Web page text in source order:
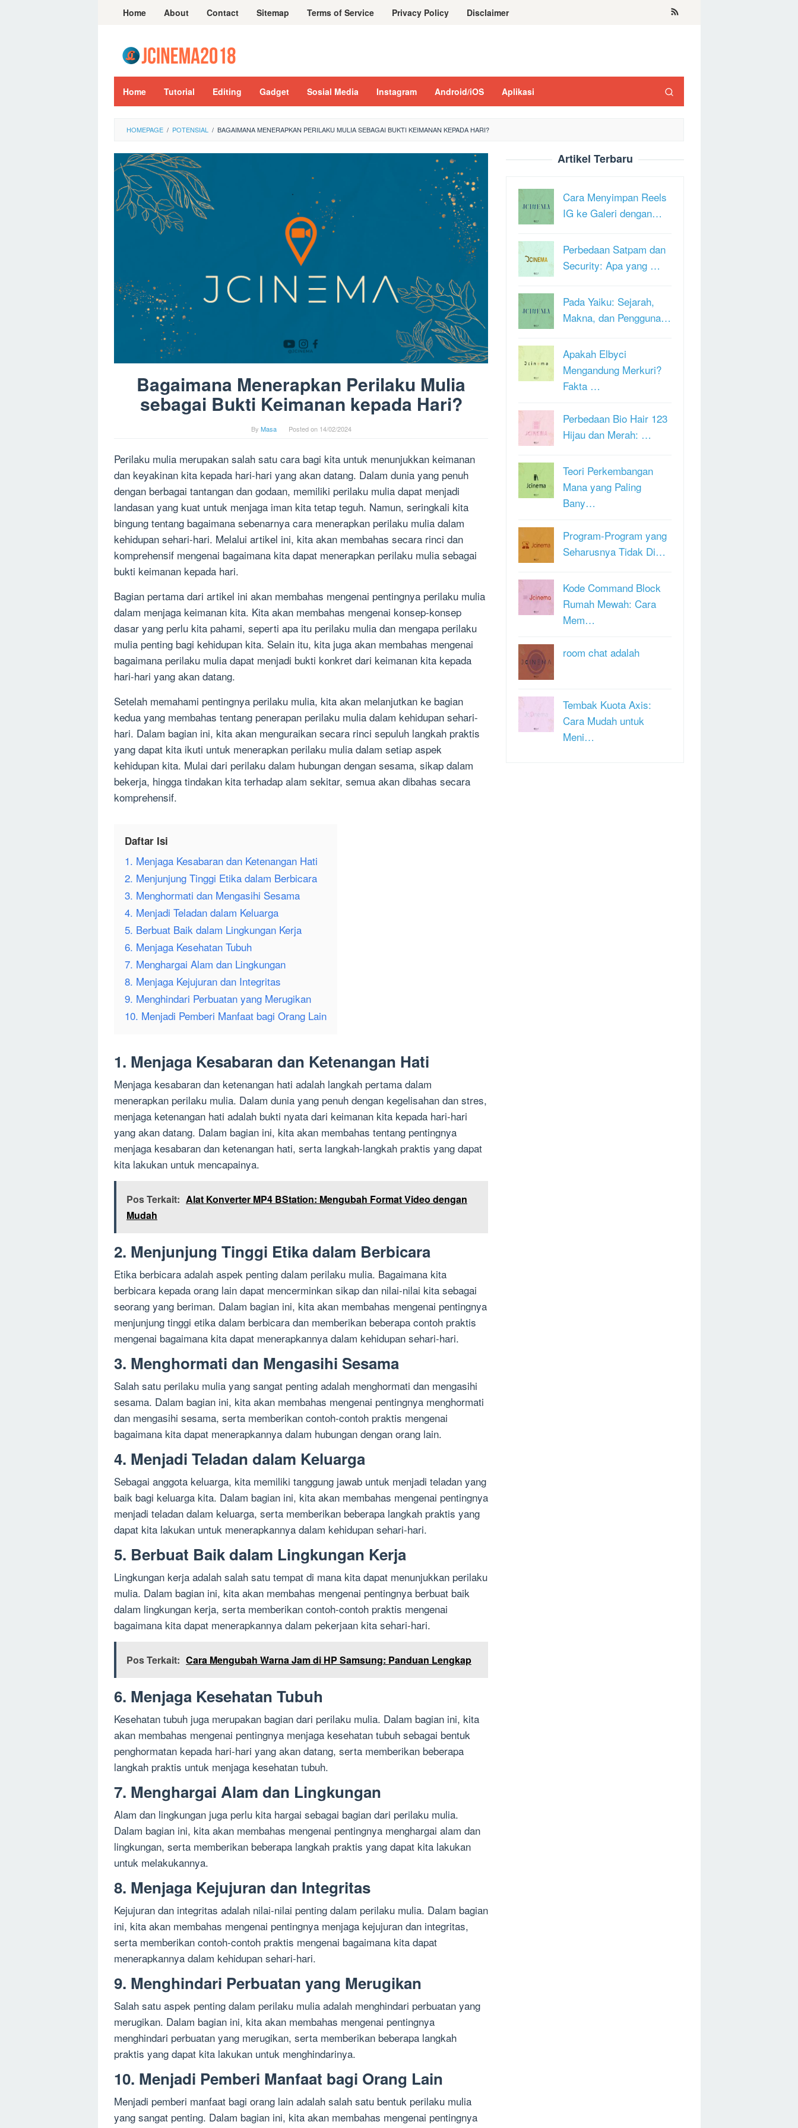
Home About Contact Sitemap Terms of Service Privacy Policy Disclaimer
Home Tutorial Editing Gadget Sosial Media Instagram Android/iOS Aplikasi
HOMEPAGE / POTENSIAL / BAGAIMANA MENERAPKAN PERILAKU MULIA SEBAGAI BUKTI KEIMANAN KEPADA HARI?
Bagaimana Menerapkan Perilaku Mulia
sebagai Bukti Keimanan kepada Hari?
By Masa Posted on 14/02/2024
Perilaku mulia merupakan salah satu cara bagi kita untuk menunjukkan keimanan
dan keyakinan kita kepada hari-hari yang akan datang. Dalam dunia yang penuh
dengan berbagai tantangan dan godaan, memiliki perilaku mulia dapat menjadi
landasan yang kuat untuk menjaga iman kita tetap teguh. Namun, seringkali kita
bingung tentang bagaimana sebenarnya cara menerapkan perilaku mulia dalam
kehidupan sehari-hari. Melalui artikel ini, kita akan membahas secara rinci dan
komprehensif mengenai bagaimana kita dapat menerapkan perilaku mulia sebagai
bukti keimanan kepada hari.
Bagian pertama dari artikel ini akan membahas mengenai pentingnya perilaku mulia
dalam menjaga keimanan kita. Kita akan membahas mengenai konsep-konsep
dasar yang perlu kita pahami, seperti apa itu perilaku mulia dan mengapa perilaku
mulia penting bagi kehidupan kita. Selain itu, kita juga akan membahas mengenai
bagaimana perilaku mulia dapat menjadi bukti konkret dari keimanan kita kepada
hari-hari yang akan datang.
Setelah memahami pentingnya perilaku mulia, kita akan melanjutkan ke bagian
kedua yang membahas tentang penerapan perilaku mulia dalam kehidupan sehari-
hari. Dalam bagian ini, kita akan menguraikan secara rinci sepuluh langkah praktis
yang dapat kita ikuti untuk menerapkan perilaku mulia dalam setiap aspek
kehidupan kita. Mulai dari perilaku dalam hubungan dengan sesama, sikap dalam
bekerja, hingga tindakan kita terhadap alam sekitar, semua akan dibahas secara
komprehensif.
Daftar Isi
1. Menjaga Kesabaran dan Ketenangan Hati
2. Menjunjung Tinggi Etika dalam Berbicara
3. Menghormati dan Mengasihi Sesama
4. Menjadi Teladan dalam Keluarga
5. Berbuat Baik dalam Lingkungan Kerja
6. Menjaga Kesehatan Tubuh
7. Menghargai Alam dan Lingkungan
8. Menjaga Kejujuran dan Integritas
9. Menghindari Perbuatan yang Merugikan
10. Menjadi Pemberi Manfaat bagi Orang Lain
1. Menjaga Kesabaran dan Ketenangan Hati
Menjaga kesabaran dan ketenangan hati adalah langkah pertama dalam
menerapkan perilaku mulia. Dalam dunia yang penuh dengan kegelisahan dan stres,
menjaga ketenangan hati adalah bukti nyata dari keimanan kita kepada hari-hari
yang akan datang. Dalam bagian ini, kita akan membahas tentang pentingnya
menjaga kesabaran dan ketenangan hati, serta langkah-langkah praktis yang dapat
kita lakukan untuk mencapainya.
Pos Terkait: Alat Konverter MP4 BStation: Mengubah Format Video dengan
Mudah
2. Menjunjung Tinggi Etika dalam Berbicara
Etika berbicara adalah aspek penting dalam perilaku mulia. Bagaimana kita
berbicara kepada orang lain dapat mencerminkan sikap dan nilai-nilai kita sebagai
seorang yang beriman. Dalam bagian ini, kita akan membahas mengenai pentingnya
menjunjung tinggi etika dalam berbicara dan memberikan beberapa contoh praktis
mengenai bagaimana kita dapat menerapkannya dalam kehidupan sehari-hari.
3. Menghormati dan Mengasihi Sesama
Salah satu perilaku mulia yang sangat penting adalah menghormati dan mengasihi
sesama. Dalam bagian ini, kita akan membahas mengenai pentingnya menghormati
dan mengasihi sesama, serta memberikan contoh-contoh praktis mengenai
bagaimana kita dapat menerapkannya dalam hubungan dengan orang lain.
4. Menjadi Teladan dalam Keluarga
Sebagai anggota keluarga, kita memiliki tanggung jawab untuk menjadi teladan yang
baik bagi keluarga kita. Dalam bagian ini, kita akan membahas mengenai pentingnya
menjadi teladan dalam keluarga, serta memberikan beberapa langkah praktis yang
dapat kita lakukan untuk menerapkannya dalam kehidupan sehari-hari.
5. Berbuat Baik dalam Lingkungan Kerja
Lingkungan kerja adalah salah satu tempat di mana kita dapat menunjukkan perilaku
mulia. Dalam bagian ini, kita akan membahas mengenai pentingnya berbuat baik
dalam lingkungan kerja, serta memberikan contoh-contoh praktis mengenai
bagaimana kita dapat menerapkannya dalam pekerjaan kita sehari-hari.
Pos Terkait: Cara Mengubah Warna Jam di HP Samsung: Panduan Lengkap
6. Menjaga Kesehatan Tubuh
Kesehatan tubuh juga merupakan bagian dari perilaku mulia. Dalam bagian ini, kita
akan membahas mengenai pentingnya menjaga kesehatan tubuh sebagai bentuk
penghormatan kepada hari-hari yang akan datang, serta memberikan beberapa
langkah praktis untuk menjaga kesehatan tubuh.
7. Menghargai Alam dan Lingkungan
Alam dan lingkungan juga perlu kita hargai sebagai bagian dari perilaku mulia.
Dalam bagian ini, kita akan membahas mengenai pentingnya menghargai alam dan
lingkungan, serta memberikan beberapa langkah praktis yang dapat kita lakukan
untuk melakukannya.
8. Menjaga Kejujuran dan Integritas
Kejujuran dan integritas adalah nilai-nilai penting dalam perilaku mulia. Dalam bagian
ini, kita akan membahas mengenai pentingnya menjaga kejujuran dan integritas,
serta memberikan contoh-contoh praktis mengenai bagaimana kita dapat
menerapkannya dalam kehidupan sehari-hari.
9. Menghindari Perbuatan yang Merugikan
Salah satu aspek penting dalam perilaku mulia adalah menghindari perbuatan yang
merugikan. Dalam bagian ini, kita akan membahas mengenai pentingnya
menghindari perbuatan yang merugikan, serta memberikan beberapa langkah
praktis yang dapat kita lakukan untuk menghindarinya.
10. Menjadi Pemberi Manfaat bagi Orang Lain
Menjadi pemberi manfaat bagi orang lain adalah salah satu bentuk perilaku mulia
yang sangat penting. Dalam bagian ini, kita akan membahas mengenai pentingnya
Artikel Terbaru
Cara Menyimpan Reels
IG ke Galeri dengan…
Perbedaan Satpam dan
Security: Apa yang …
Pada Yaiku: Sejarah,
Makna, dan Pengguna…
Apakah Elbyci
Mengandung Merkuri?
Fakta …
Perbedaan Bio Hair 123
Hijau dan Merah: …
Teori Perkembangan
Mana yang Paling
Bany…
Program-Program yang
Seharusnya Tidak Di…
Kode Command Block
Rumah Mewah: Cara
Mem…
room chat adalah
Tembak Kuota Axis:
Cara Mudah untuk
Meni…